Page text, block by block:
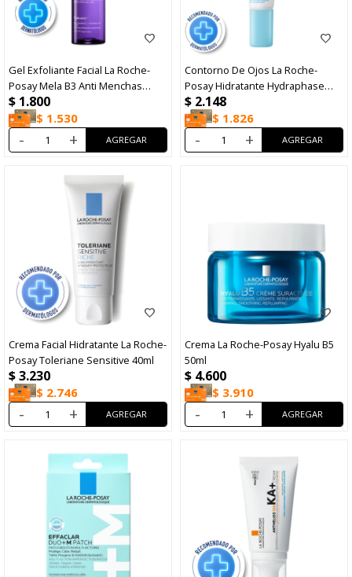
Gel Exfoliante Facial La Roche-
Posay Mela B3 Anti Menchas
200ml
$ 1.800
$ 1.530
- +
Contorno De Ojos La Roche-
Posay Hidratante Hydraphase
Intense Yeux 15ml
$ 2.148
$ 1.826
- +
Crema Facial Hidratante La Roche-
Posay Toleriane Sensitive 40ml
$3.230
$ 2.746
- +
Crema La Roche-Posay Hyalu B5
50ml
$ 4.600
$ 3.910
- +